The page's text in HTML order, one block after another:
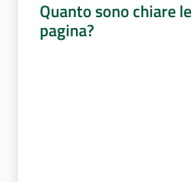
Quanto sono chiare
pagina?